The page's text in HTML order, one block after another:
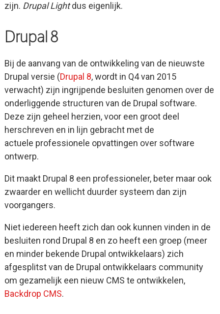
Contact
zijn. Drupal Lightdus eigenlijk.
Drupal 8
Bij de aanvang van de ontwikkeling van de nieuwste
Drupal versie (Drupal 8, wordt in Q4 van 2015
verwacht) zijn ingrijpende besluiten genomen over de
onderliggende structuren van de Drupal software.
Deze zijn geheel herzien, voor een groot deel
herschreven en in lijn gebracht met de
actuele professionele opvattingen over software
ontwerp.
Dit maakt Drupal 8 een professioneler, beter maar ook
zwaarder en wellicht duurder systeem dan zijn
voorgangers.
Niet iedereen heeft zich dan ook kunnen vinden in de
besluiten rond Drupal 8 en zo heeft een groep (meer
en minder bekende Drupal ontwikkelaars) zich
afgesplitst van de Drupal ontwikkelaars community
om gezamelijk een nieuw CMS te ontwikkelen,
Backdrop CMS.